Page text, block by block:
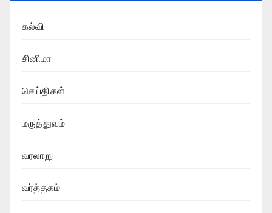
கல்வி
சினிமா
செய்திகள்
மருத்துவம்
வரலாறு
வர்த்தகம்